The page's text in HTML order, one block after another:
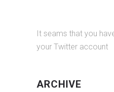
It seams that you
your Twitter account
ARCHIVE